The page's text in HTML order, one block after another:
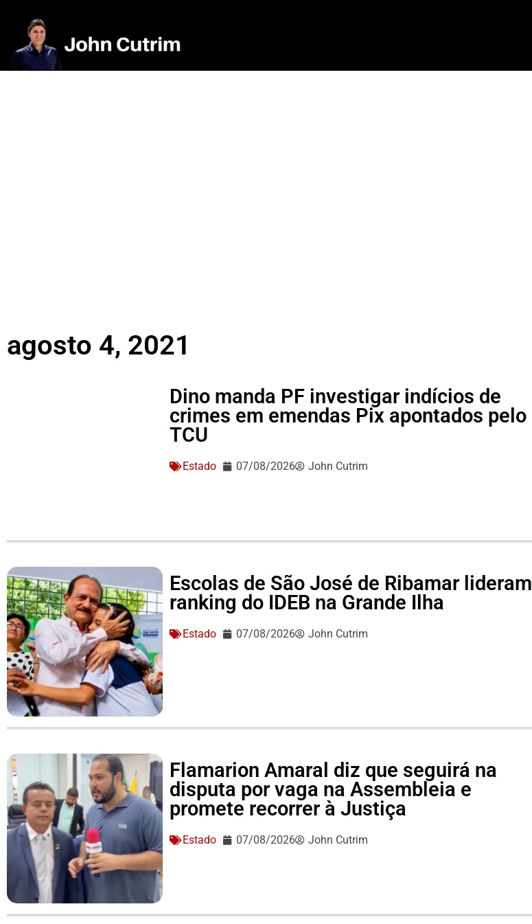
agosto 4, 2021
Dino manda PF investigar indícios de
crimes em emendas Pix apontados pelo
TCU
Estado 07/08/2026 John Cutrim
Escolas de São José de Ribamar lideram
ranking do IDEB na Grande Ilha
Estado 07/08/2026 John Cutrim
Flamarion Amaral diz que seguirá na
disputa por vaga na Assembleia e
promete recorrer à Justiça
Estado 07/08/2026 John Cutrim